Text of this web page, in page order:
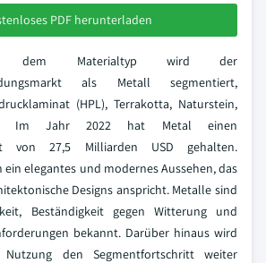
PDF herunterladen
dem Materialtyp wird der
als Metall segmentiert,
(HPL), Terrakotta, Naturstein,
Im Jahr 2022 hat Metal einen
von 27,5 Milliarden USD gehalten.
elegantes und modernes Aussehen, das
Designs anspricht. Metalle sind
Beständigkeit gegen Witterung und
bekannt. Darüber hinaus wird
Nutzung den Segmentfortschritt weiter